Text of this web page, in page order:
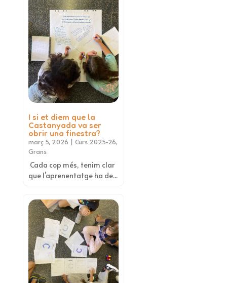
I si et diem que la
Castanyada va ser
obrir una finestra?
març 5, 2026 | Curs 2025-26,
Grans
Cada cop més, tenim clar
que l’aprenentatge ha de...